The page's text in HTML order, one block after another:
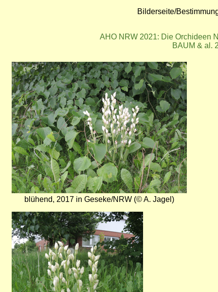
Bilderseite/
AHO NRW 2021: Die Orchideen
BAUM & al.
Bild
blühend, 2017 in Geseke/NRW (© A. Jagel)
Bild